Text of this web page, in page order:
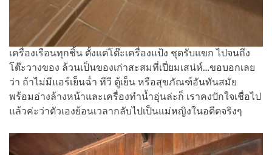
เครื่องเรือนทุกชิ้น ตั้งแต่โต๊ะเครื่องแป้ง ชุดรับแขก ไปจนถึง
โต๊ะวางของ ล้วนเป็นของเก่าสะสมที่เปี่ยมเสน่ห์…ขอบอกเลย
ว่า ถ้าไม่มีแอร์เย็นฉ่ำ ทีวี ตู้เย็น หรือสุขภัณฑ์อันทันสมัย
พร้อมอ่างล้างหน้าและเครื่องทำน้ำอุ่นล่ะก็ เราคงปักใจเชื่อไป
แล้วค่ะว่าตัวเองย้อนเวลากลับไปเป็นแม่หญิงในอดีตจริงๆ